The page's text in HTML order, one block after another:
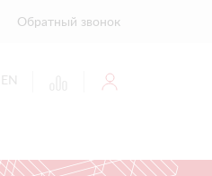
Обратный звонок
EN